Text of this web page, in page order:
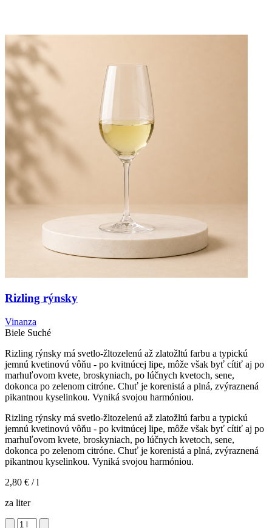
Rizling rýnsky
Vinanza
Biele Suché
Rizling rýnsky má svetlo-žltozelenú až zlatožltú farbu a typickú
jemnú kvetinovú vôňu - po kvitnúcej lipe, môže však byť cítiť aj po
marhuľovom kvete, broskyniach, po lúčnych kvetoch, sene,
dokonca po zelenom citróne. Chuť je korenistá a plná, zvýraznená
pikantnou kyselinkou. Vyniká svojou harmóniou.
Rizling rýnsky má svetlo-žltozelenú až zlatožltú farbu a typickú
jemnú kvetinovú vôňu - po kvitnúcej lipe, môže však byť cítiť aj po
marhuľovom kvete, broskyniach, po lúčnych kvetoch, sene,
dokonca po zelenom citróne. Chuť je korenistá a plná, zvýraznená
pikantnou kyselinkou. Vyniká svojou harmóniou.
2,80 € / l
za liter